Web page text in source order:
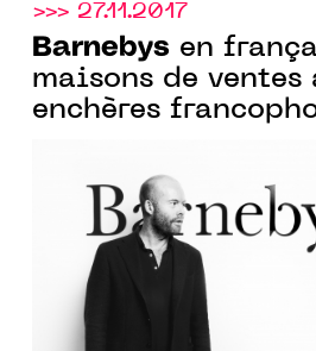
>>> 27.11.2017
Barnebys en
maisons de ventes
enchères